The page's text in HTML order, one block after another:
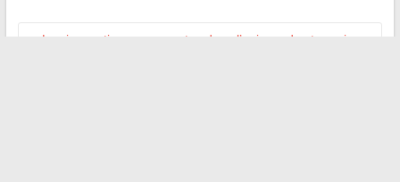
Les innovations marquantes dans l’univers du streaming